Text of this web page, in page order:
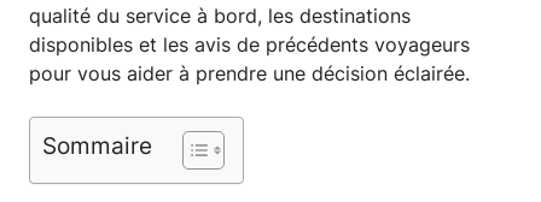
qualité du service à bord, les destinations
disponibles et les avis de précédents voyageurs
pour vous aider à prendre une décision éclairée.
Sommaire